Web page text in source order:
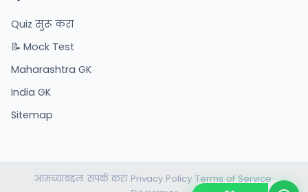
Quiz सुरू करा
📝 Mock Test
Maharashtra GK
India GK
Sitemap
आमच्याबद्दल•संपर्क करा• Privacy Policy• Terms of Service•